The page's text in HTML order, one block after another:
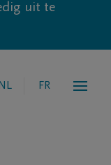
uit te
NL FR